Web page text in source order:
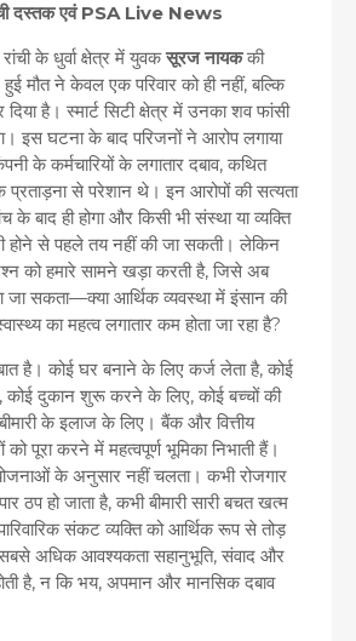
दस्तक एवं PSA Live News
के धुर्वा क्षेत्र में युवकसूरज नायककी
हुई मौत ने केवल एक परिवार को ही नहीं, बल्कि
है। स्मार्ट सिटी क्षेत्र में उनका शव फांसी
इस घटना के बाद परिजनों ने आरोप लगाया
के कर्मचारियों के लगातार दबाव, कथित
से परेशान थे। इन आरोपों की सत्यता
के बाद ही होगा और किसी भी संस्था या व्यक्ति
होने से पहले तय नहीं की जा सकती। लेकिन
को हमारे सामने खड़ा करती है, जिसे अब
जा सकता—क्या आर्थिक व्यवस्था में इंसान की
का महत्व लगातार कम होता जा रहा है?
कोई घर बनाने के लिए कर्ज लेता है, कोई
कोई दुकान शुरू करने के लिए, कोई बच्चों की
के इलाज के लिए। बैंक और वित्तीय
पूरा करने में महत्वपूर्ण भूमिका निभाती हैं।
के अनुसार नहीं चलता। कभी रोजगार
ठप हो जाता है, कभी बीमारी सारी बचत खत्म
संकट व्यक्ति को आर्थिक रूप से तोड़
अधिक आवश्यकता सहानुभूति, संवाद और
है, न कि भय, अपमान और मानसिक दबाव